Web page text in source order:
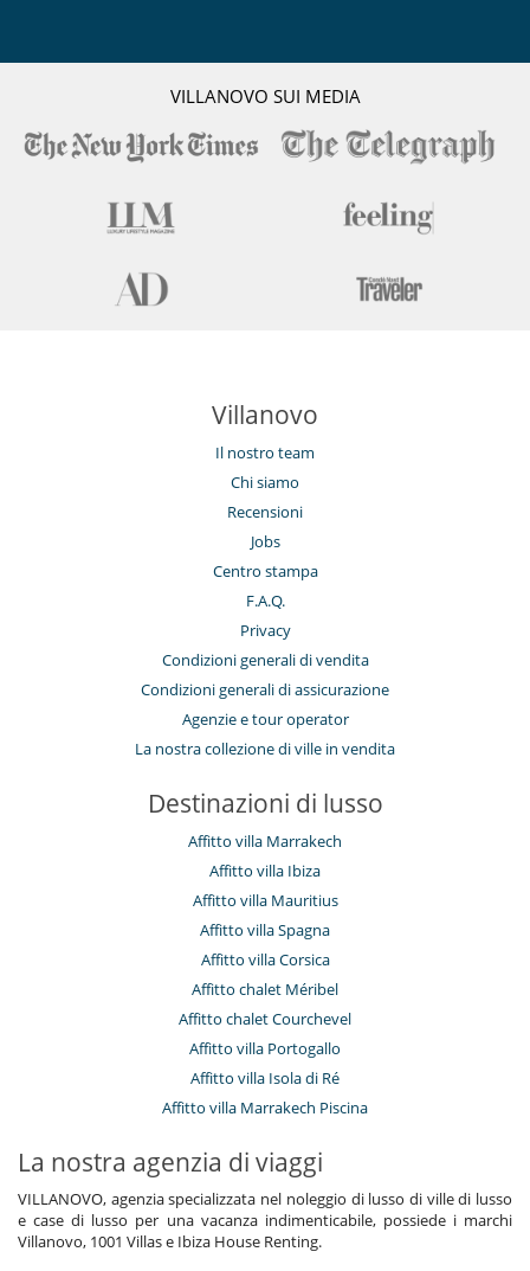
VILLANOVO SUI MEDIA
Villanovo
Il nostro team
Chi siamo
Recensioni
Jobs
Centro stampa
F.A.Q.
Privacy
Condizioni generali di vendita
Condizioni generali di assicurazione
Agenzie e tour operator
La nostra collezione di ville in vendita
Destinazioni di lusso
Affitto villa Marrakech
Affitto villa Ibiza
Affitto villa Mauritius
Affitto villa Spagna
Affitto villa Corsica
Affitto chalet Méribel
Affitto chalet Courchevel
Affitto villa Portogallo
Affitto villa Isola di Ré
Affitto villa Marrakech Piscina
La nostra agenzia di viaggi
VILLANOVO, agenzia specializzata nel noleggio di lusso di ville di lusso
e case di lusso per una vacanza indimenticabile, possiede i marchi
Villanovo, 1001 Villas e Ibiza House Renting.